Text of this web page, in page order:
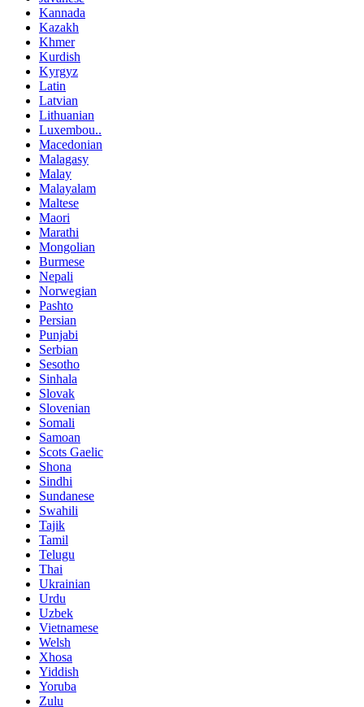
Kannada
Kazakh
Khmer
Kurdish
Kyrgyz
Latin
Latvian
Lithuanian
Luxembou..
Macedonian
Malagasy
Malay
Malayalam
Maltese
Maori
Marathi
Mongolian
Burmese
Nepali
Norwegian
Pashto
Persian
Punjabi
Serbian
Sesotho
Sinhala
Slovak
Slovenian
Somali
Samoan
Scots Gaelic
Shona
Sindhi
Sundanese
Swahili
Tajik
Tamil
Telugu
Thai
Ukrainian
Urdu
Uzbek
Vietnamese
Welsh
Xhosa
Yiddish
Yoruba
Zulu